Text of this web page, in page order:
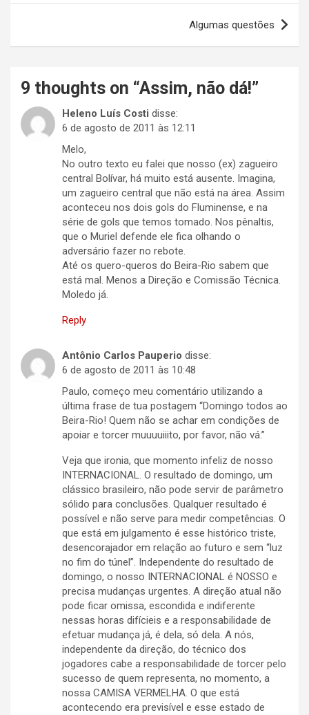
Algumas questões
9 thoughts on “Assim, não dá!”
Heleno Luís Costi disse:
6 de agosto de 2011 às 12:11
Melo,
No outro texto eu falei que nosso (ex) zagueiro
central Bolívar, há muito está ausente. Imagina,
um zagueiro central que não está na área. Assim
aconteceu nos dois gols do Fluminense, e na
série de gols que temos tomado. Nos pênaltis,
que o Muriel defende ele fica olhando o
adversário fazer no rebote.
Até os quero-queros do Beira-Rio sabem que
está mal. Menos a Direção e Comissão Técnica.
Moledo já.
Reply
Antônio Carlos Pauperio disse:
6 de agosto de 2011 às 10:48
Paulo, começo meu comentário utilizando a
última frase de tua postagem “Domingo todos ao
Beira-Rio! Quem não se achar em condições de
apoiar e torcer muuuuiiito, por favor, não vá.”
Veja que ironia, que momento infeliz de nosso
INTERNACIONAL. O resultado de domingo, um
clássico brasileiro, não pode servir de parâmetro
sólido para conclusões. Qualquer resultado é
possível e não serve para medir competências. O
que está em julgamento é esse histórico triste,
desencorajador em relação ao futuro e sem “luz
no fim do túnel”. Independente do resultado de
domingo, o nosso INTERNACIONAL é NOSSO e
precisa mudanças urgentes. A direção atual não
pode ficar omissa, escondida e indiferente
nessas horas difícieis e a responsabilidade de
efetuar mudança já, é dela, só dela. A nós,
independente da direção, do técnico dos
jogadores cabe a responsabilidade de torcer pelo
sucesso de quem representa, no momento, a
nossa CAMISA VERMELHA. O que está
acontecendo era previsível e esse estado de